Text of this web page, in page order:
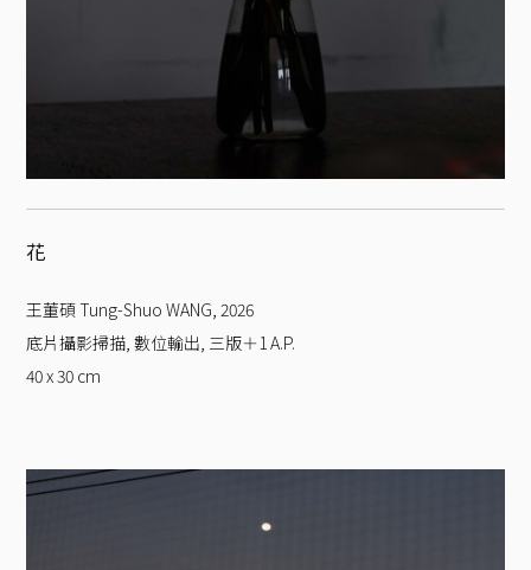
花
王董碩 Tung-Shuo WANG, 2026
底片攝影掃描, 數位輸出, 三版＋1 A.P.
40 x 30 cm